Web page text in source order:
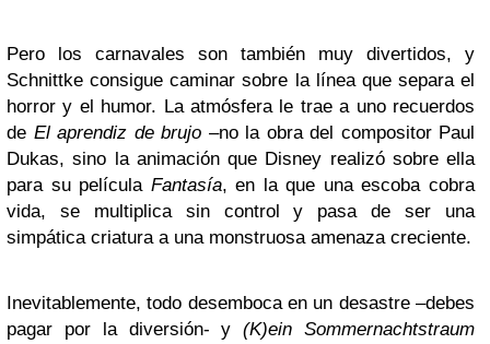
Pero los carnavales son también muy divertidos, y
Schnittke consigue caminar sobre la línea que separa el
horror y el humor. La atmósfera le trae a uno recuerdos
de El aprendiz de brujo –no la obra del compositor Paul
Dukas, sino la animación que Disney realizó sobre ella
para su película Fantasía, en la que una escoba cobra
vida, se multiplica sin control y pasa de ser una
simpática criatura a una monstruosa amenaza creciente.
Inevitablemente, todo desemboca en un desastre –debes
pagar por la diversión- y(K)ein Sommernachtstraum